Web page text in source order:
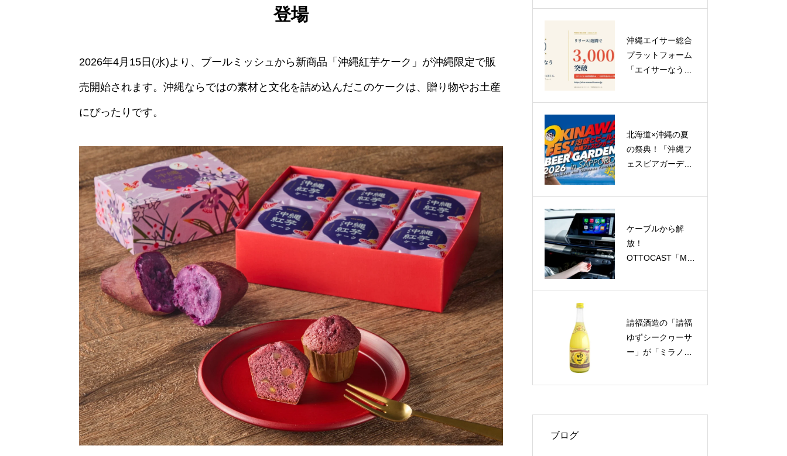
登場
2026年4月15日(水)より、ブールミッシュから新商品「沖縄紅芋ケーク」が沖縄限定で販
売開始されます。沖縄ならではの素材と文化を詰め込んだこのケークは、贈り物やお土産
にぴったりです。
240W」が登場
沖縄エイサー総合
プラットフォーム
「エイサーなう」
北海道×沖縄の夏
の祭典！「沖縄フ
ェスビアガーデン
ケーブルから解
放！
OTTOCAST「Mini
に、今だけ
40%OFF！
請福酒造の「請福
ゆずシークヮーサ
ー」が「ミラノ酒
ブログ